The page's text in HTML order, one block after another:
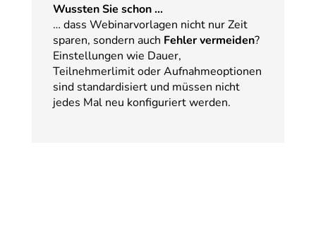
Wussten Sie schon ...
… dass Webinarvorlagen nicht nur Zeit
sparen, sondern auch Fehler vermeiden?
Einstellungen wie Dauer,
Teilnehmerlimit oder Aufnahmeoptionen
sind standardisiert und müssen nicht
jedes Mal neu konfiguriert werden.